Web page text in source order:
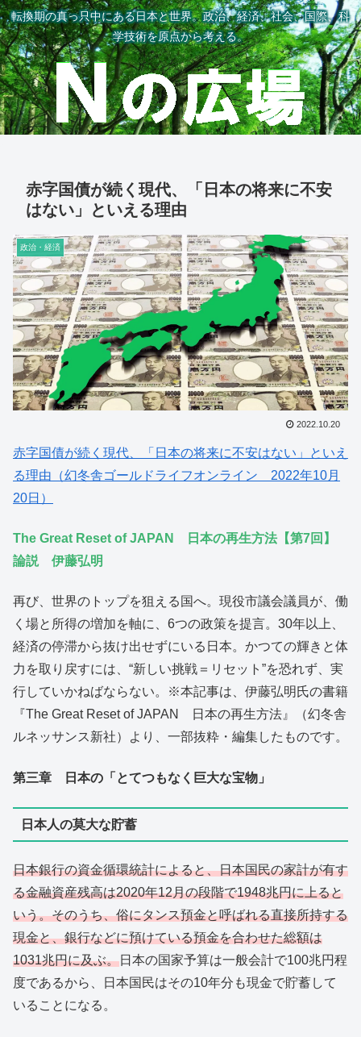
転換期の真っ只中にある日本と世界。政治、経済、社会、国際、科
学技術を原点から考える。
赤字国債が続く現代、「日本の将来に不安
はない」といえる理由
政治・経済
2022.10.20
赤字国債が続く現代、「日本の将来に不安はない」といえ
る理由（幻冬舎ゴールドライフオンライン 2022年10月
20日）
The Great Reset of JAPAN 日本の再生方法【第7回】
論説 伊藤弘明
再び、世界のトップを狙える国へ。現役市議会議員が、働
く場と所得の増加を軸に、6つの政策を提言。30年以上、
経済の停滞から抜け出せずにいる日本。かつての輝きと体
力を取り戻すには、“新しい挑戦＝リセット”を恐れず、実
行していかねばならない。※本記事は、伊藤弘明氏の書籍
『The Great Reset of JAPAN 日本の再生方法』（幻冬舎
ルネッサンス新社）より、一部抜粋・編集したものです。
第三章 日本の「とてつもなく巨大な宝物」
日本人の莫大な貯蓄
日本銀行の資金循環統計によると、日本国民の家計が有す
る金融資産残高は2020年12月の段階で1948兆円に上ると
いう。そのうち、俗にタンス預金と呼ばれる直接所持する
現金と、銀行などに預けている預金を合わせた総額は
1031兆円に及ぶ。日本の国家予算は一般会計で100兆円程
度であるから、日本国民はその10年分も現金で貯蓄して
いることになる。